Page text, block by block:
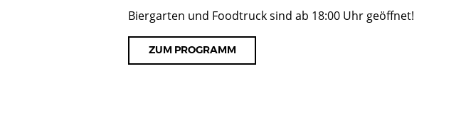
Biergarten und Foodtruck sind ab 18:00 Uhr geöffnet!
ZUM PROGRAMM